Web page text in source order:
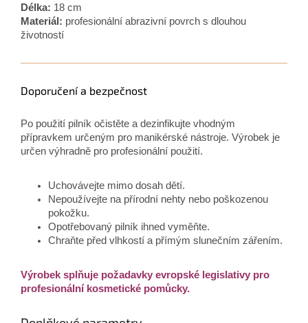
Délka: 18 cm
Materiál: profesionální abrazivní povrch s dlouhou
životností
Doporučení a bezpečnost
Po použití pilník očistěte a dezinfikujte vhodným
přípravkem určeným pro manikérské nástroje. Výrobek je
určen výhradně pro profesionální použití.
Uchovávejte mimo dosah dětí.
Nepoužívejte na přírodní nehty nebo poškozenou
pokožku.
Opotřebovaný pilník ihned vyměňte.
Chraňte před vlhkostí a přímým slunečním zářením.
Výrobek splňuje požadavky evropské legislativy pro
profesionální kosmetické pomůcky.